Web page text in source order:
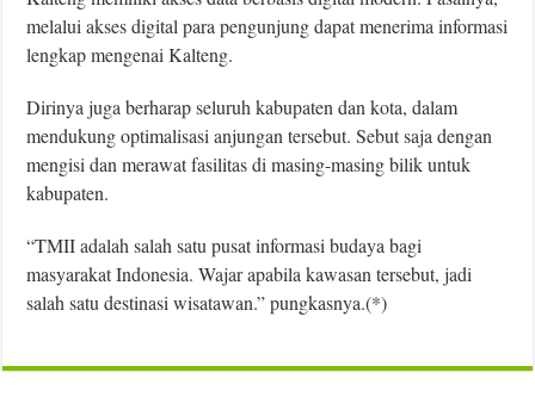
melalui akses digital para pengunjung dapat menerima informasi
lengkap mengenai Kalteng.
Dirinya juga berharap seluruh kabupaten dan kota, dalam
mendukung optimalisasi anjungan tersebut. Sebut saja dengan
mengisi dan merawat fasilitas di masing-masing bilik untuk
kabupaten.
“TMII adalah salah satu pusat informasi budaya bagi
masyarakat Indonesia. Wajar apabila kawasan tersebut, jadi
salah satu destinasi wisatawan.” pungkasnya.(*)